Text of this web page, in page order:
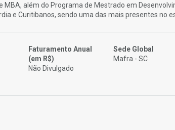
MBA, além do Programa de Mestrado em
e Curitibanos, sendo uma das mais presentes no
Faturamento Anual
(em R$)
Não Divulgado
Sede Global
Mafra - SC